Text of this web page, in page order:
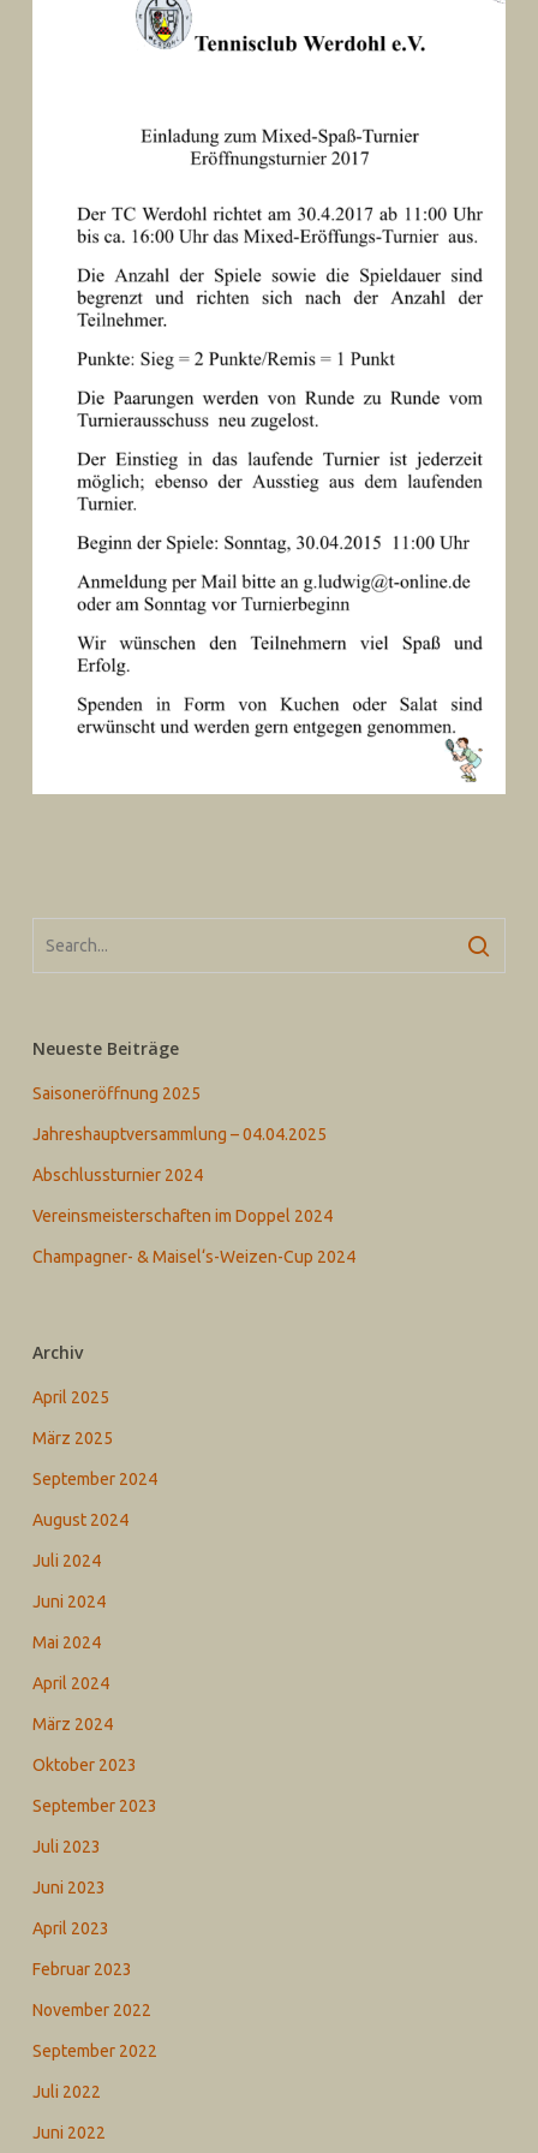
Neueste Beiträge
Saisoneröffnung 2025
Jahreshauptversammlung – 04.04.2025
Abschlussturnier 2024
Vereinsmeisterschaften im Doppel 2024
Champagner- & Maisel‘s-Weizen-Cup 2024
Archiv
April 2025
März 2025
September 2024
August 2024
Juli 2024
Juni 2024
Mai 2024
April 2024
März 2024
Oktober 2023
September 2023
Juli 2023
Juni 2023
April 2023
Februar 2023
November 2022
September 2022
Juli 2022
Juni 2022